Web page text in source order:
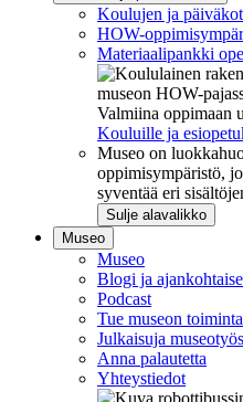
Koulujen ja
HOW-
Materiaalipankki
Valmiina oppimaan
Kouluille ja
Museo on
oppimisympäristö,
syventää eri
Sulje alavalikko
Museo
Museo
Blogi ja
Podcast
Tue museon
Julkaisuja
Anna palautetta
Yhteystiedot